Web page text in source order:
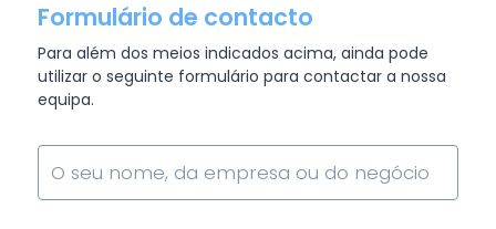
Formulário de contacto
Para além dos meios indicados acima, ainda pode
utilizar o seguinte formulário para contactar a nossa
equipa.